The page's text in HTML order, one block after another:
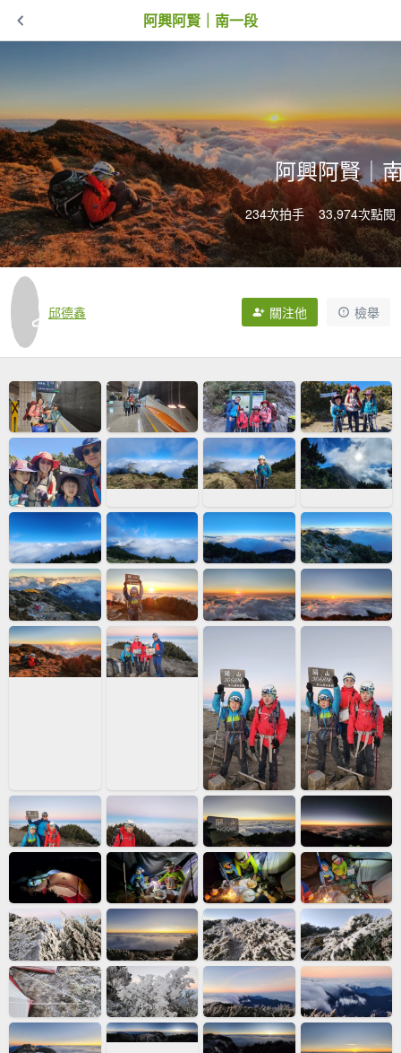
阿興阿賢｜南一段
阿興阿賢｜
234次拍手 33,974次點閱
邱德鑫 關注他 檢舉